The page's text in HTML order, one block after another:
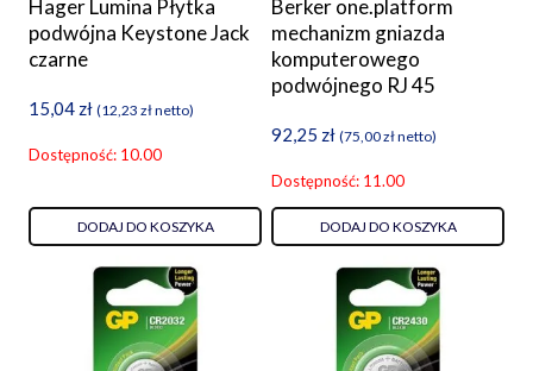
Hager Lumina Płytka
podwójna Keystone Jack
czarne
15,04 zł (12,23 złnetto)
Dostępność: 10.00
DODAJ DO KOSZYKA
Berker one.platform
mechanizm gniazda
komputerowego
podwójnego RJ 45
92,25 zł (75,00złnetto)
Dostępność: 11.00
DODAJ DO KOSZYKA